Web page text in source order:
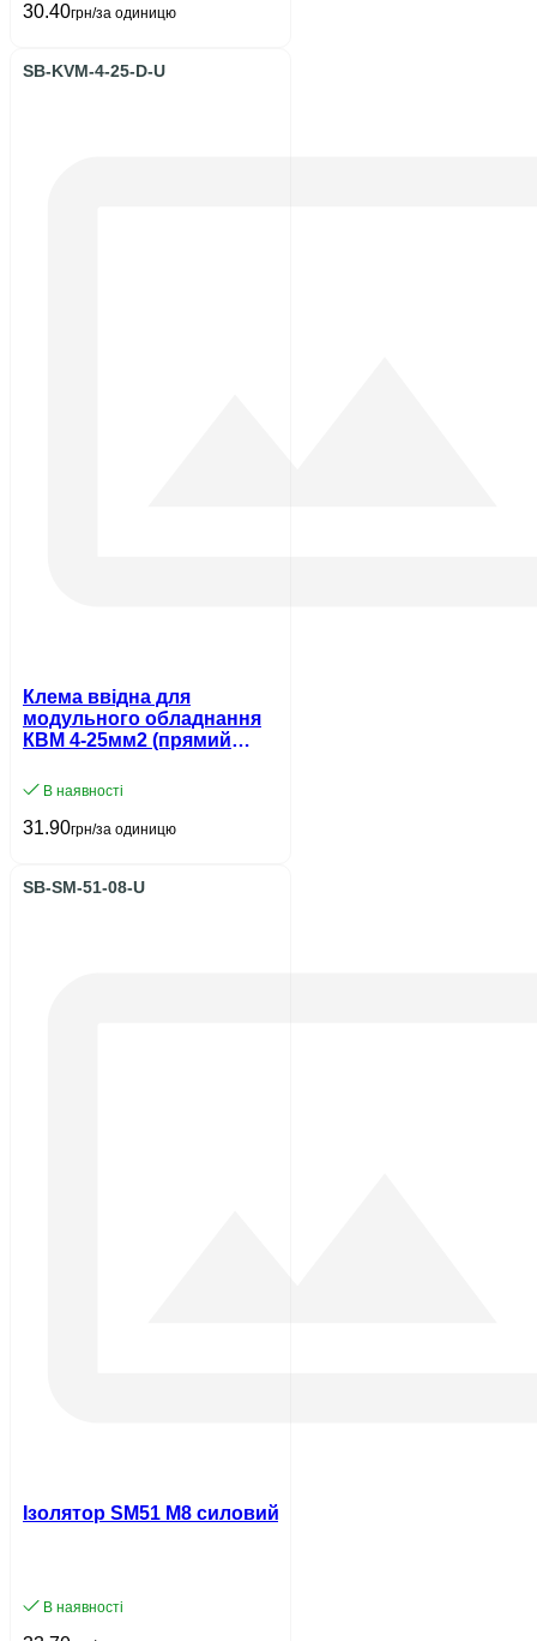
30.40грн/за одиницю
SB-KVM-4-25-D-U
Клема ввідна для
модульного обладнання
КВМ 4-25мм2 (прямий
В наявності
31.90грн/за одиницю
SB-SM-51-08-U
Ізолятор SM51 М8 силовий UEC
В наявності